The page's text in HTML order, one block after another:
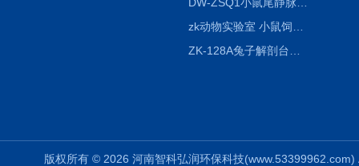
版权所有 © 2026 河南智科弘润环保科技